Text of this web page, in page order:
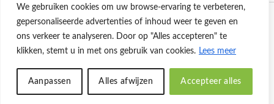
We gebruiken cookies om uw browse-ervaring te verbeteren,
gepersonaliseerde advertenties of inhoud weer te geven en
ons verkeer te analyseren. Door op "Alles accepteren" te
klikken, stemt u in met ons gebruik van cookies. Lees meer
Aanpassen Alles afwijzen Accepteer alles
© 2026 -Vitaminentotaal.nl